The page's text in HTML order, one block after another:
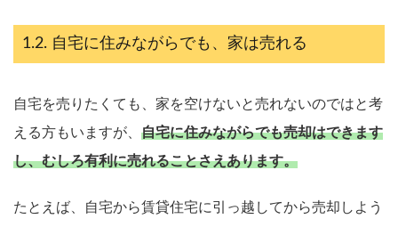
自宅に住みながらでも、家は売れる
自宅を売りたくても、家を空けないと売れないのではと考
える方もいますが、 自宅に住みながらでも売却はできます
し、むしろ有利に売れることさえあります。
たとえば、自宅から賃貸住宅に引っ越してから売却しよう